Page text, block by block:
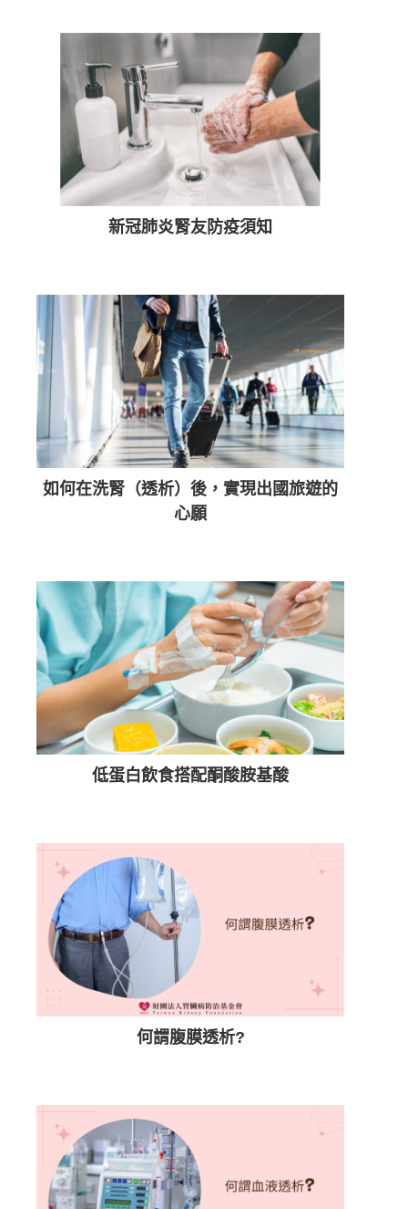
新冠肺炎腎友防疫須知
如何在洗腎（透析）後，實現出國旅遊的
心願
低蛋白飲食搭配酮酸胺基酸
何謂腹膜透析?